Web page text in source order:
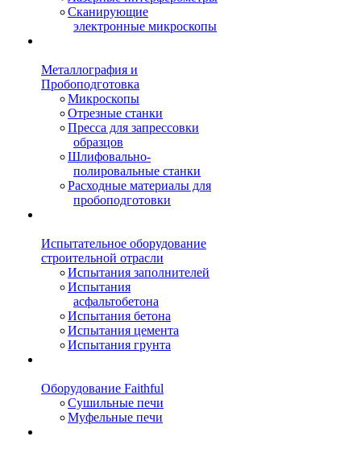
Сканирующие
электронные микроскопы
Металлография и
Пробоподготовка
Микроскопы
Отрезные станки
Пресса для запрессовки
образцов
Шлифовально-
полировальные станки
Расходные материалы для
пробоподготовки
Испытательное оборудование
строительной отрасли
Испытания заполнителей
Испытания
асфальтобетона
Испытания бетона
Испытания цемента
Испытания грунта
Оборудование Faithful
Сушильные печи
Муфельные печи